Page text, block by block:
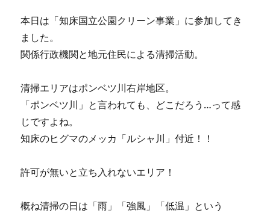
本日は「知床国立公園クリーン事業」に参加してき
ました。
関係行政機関と地元住民による清掃活動。
清掃エリアはポンベツ川右岸地区。
「ポンベツ川」と言われても、どこだろう…って感
じですよね。
知床のヒグマのメッカ「ルシャ川」付近！！
許可が無いと立ち入れないエリア！
概ね清掃の日は「雨」「強風」「低温」という